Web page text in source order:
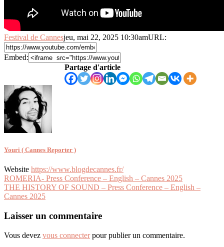
Festival de Cannesjeu, mai 22, 2025 10:30amURL:
Embed:
Partage d'article
Youri ( Cannes Reporter )
Website https://www.blogdecannes.fr/
Navigation
de
ROMERIA- Press Conference – English – Cannes 2025
THE HISTORY OF SOUND – Press Conference – English –
Cannes 2025
Laisser un commentaire
Vous devez vous connecterpour publier un commentaire.